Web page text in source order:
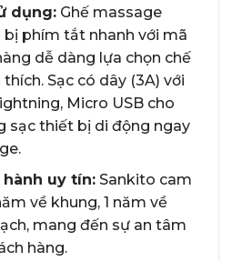
dụng:Ghế massage
phím tắt nhanh với mã
dễ dàng lựa chọn chế
Sạc có dây (3A) với
Micro USB cho
sạc thiết bị di động ngay
hành uy tín:Sankito cam
về khung, 1 năm về
mang đến sự an tâm
hàng.